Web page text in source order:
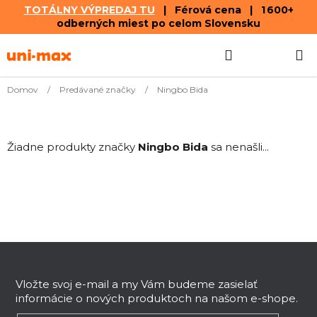
TOTÁLNY VÝPREDAJ TU | Férová cena | 1 600+
odberných miest po celom Slovensku
na
KOŠÍK
Domov / Predávané značky / Ningbo Bida
Žiadne produkty značky Ningbo Bida sa nenašli...
Vložte svoj e-mail a my Vám budeme zasielať
informácie o nových produktoch na našom e-shope.